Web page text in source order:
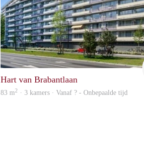
Hart van Brabantlaan
83 m2 · 3 kamers · Vanaf ? - Onbepaalde tijd